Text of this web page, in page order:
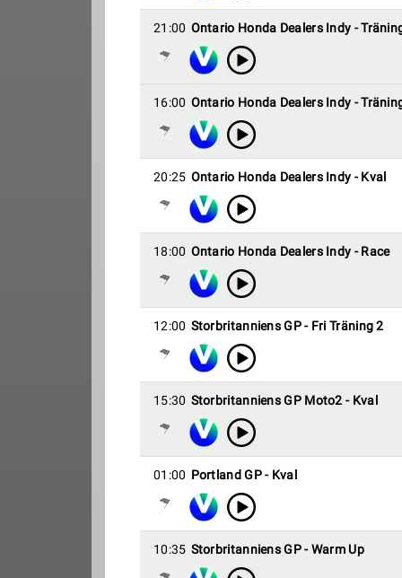
21:00 Ontario Honda Dealers Indy -
16:00 Ontario Honda Dealers Indy -
20:25 Ontario Honda Dealers Indy - Kval
18:00 Ontario Honda Dealers Indy - Race
12:00 Storbritanniens GP - Fri Träning 2
15:30 Storbritanniens GP Moto2 - Kval
01:00 Portland GP - Kval
10:35 Storbritanniens GP - Warm Up